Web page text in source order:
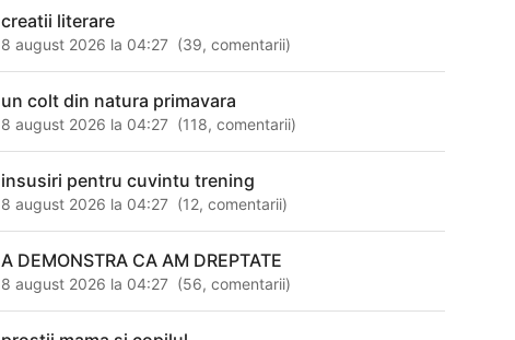
creatii literare
8 august 2026 la 04:27 (39,comentarii)
un colt din natura primavara
8 august 2026 la 04:27 (118,comentarii)
insusiri pentru cuvintu trening
8 august 2026 la 04:27 (12,comentarii)
A DEMONSTRA CA AM DREPTATE
8 august 2026 la 04:27 (56,comentarii)